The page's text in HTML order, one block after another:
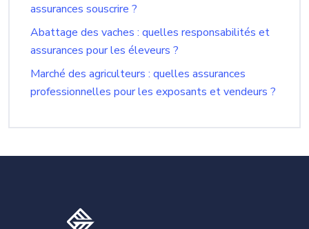
assurances souscrire ?
Abattage des vaches : quelles responsabilités et
assurances pour les éleveurs ?
Marché des agriculteurs : quelles assurances
professionnelles pour les exposants et vendeurs ?